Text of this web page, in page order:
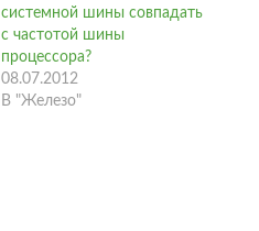
системной шины совпадать
с частотой шины
процессора?
08.07.2012
В "Железо"